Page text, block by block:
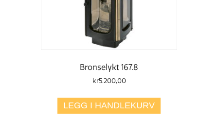
Bronselykt 167.8
kr5.200,00
LEGG I HANDLEKURV